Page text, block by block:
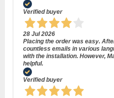
Verified buyer
28 Jul 2026
Placing the order was easy.
countless emails in various
with the installation. However,
helpful.
Verified buyer